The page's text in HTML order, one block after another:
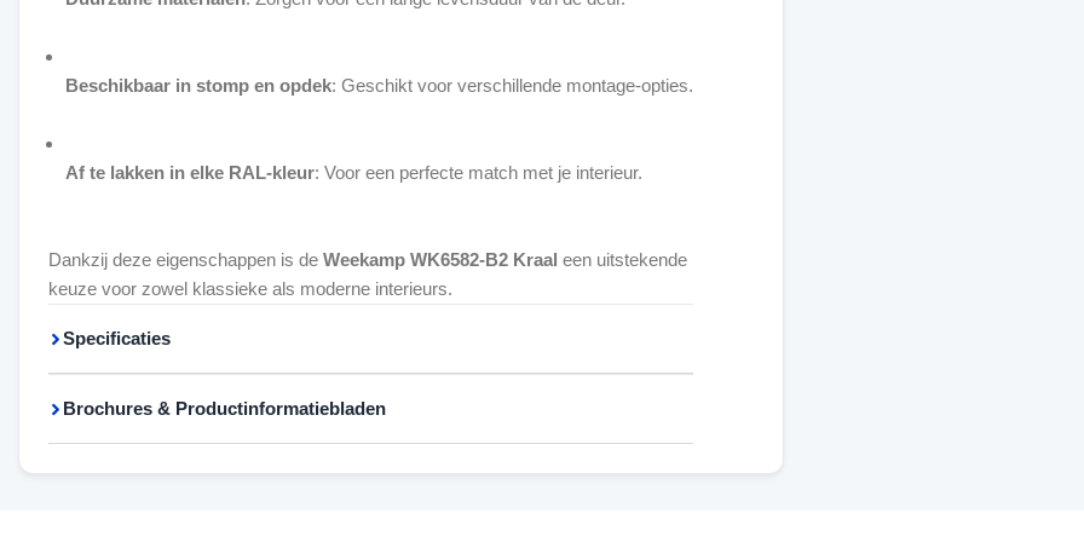
Beschikbaar in stomp en opdek: Geschikt voor verschillende montage-opties.
Af te lakken in elke RAL-kleur: Voor een perfecte match met je interieur.
Dankzij deze eigenschappen is de Weekamp WK6582-B2 Kraal een uitstekende
keuze voor zowel klassieke als moderne interieurs.
Specificaties
Brochures & Productinformatiebladen